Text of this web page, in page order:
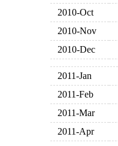
2010-Oct
2010-Nov
2010-Dec
2011-Jan
2011-Feb
2011-Mar
2011-Apr